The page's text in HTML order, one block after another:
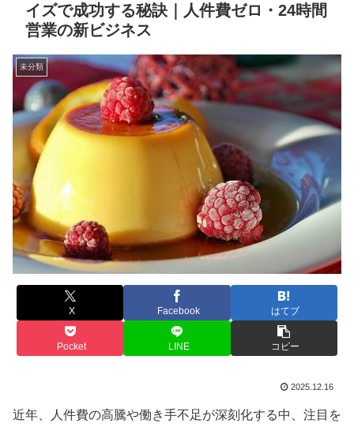
イズで成功する秘訣｜人件費ゼロ・24時間
営業の新ビジネス
未分類
X Facebook はてブ
Pocket LINE コピー
2025.12.16
近年、人件費の高騰や働き手不足が深刻化する中、注目を